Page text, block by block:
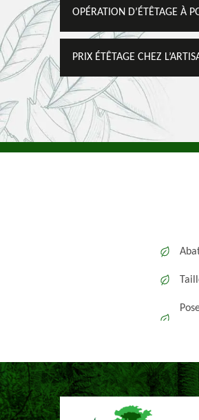
OPÉRATION D’ÉTÊTAGE À
PRIX ÉTÊTAGE CHEZ